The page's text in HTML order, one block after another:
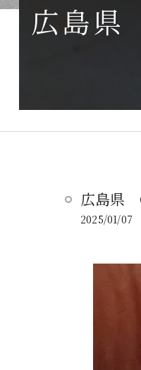
広島
広島県
2025/01/07